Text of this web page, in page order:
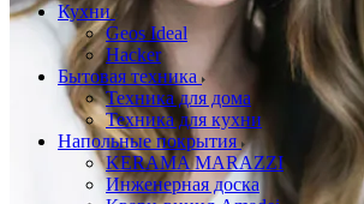
Кухни
Geos Ideal
Hacker
Бытовая техника
Техника для дома
Техника для кухни
Напольные покрытия
KERAMA MARAZZI
Инженерная доска